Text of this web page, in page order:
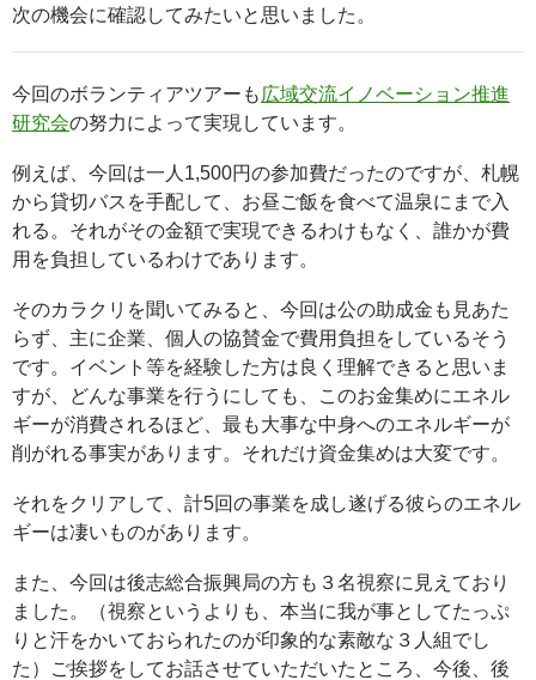
次の機会に確認してみたいと思いました。
今回のボランティアツアーも 広域交流イノベーション推進
研究会の努力によって実現しています。
例えば、今回は一人1,500円の参加費だったのですが、札幌
から貸切バスを手配して、お昼ご飯を食べて温泉にまで入
れる。それがその金額で実現できるわけもなく、誰かが費
用を負担しているわけであります。
そのカラクリを聞いてみると、今回は公の助成金も見あた
らず、主に企業、個人の協賛金で費用負担をしているそう
です。イベント等を経験した方は良く理解できると思いま
すが、どんな事業を行うにしても、このお金集めにエネル
ギーが消費されるほど、最も大事な中身へのエネルギーが
削がれる事実があります。それだけ資金集めは大変です。
それをクリアして、計5回の事業を成し遂げる彼らのエネル
ギーは凄いものがあります。
また、今回は後志総合振興局の方も３名視察に見えており
ました。（視察というよりも、本当に我が事としてたっぷ
りと汗をかいておられたのが印象的な素敵な３人組でし
た）ご挨拶をしてお話させていただいたところ、今後、後